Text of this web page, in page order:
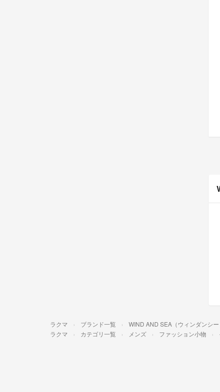
ラクマ ブランド一覧
WIND AND SEA（ウィンダンシ
ラクマ
カテゴリ一覧 メンズ ファッション小物